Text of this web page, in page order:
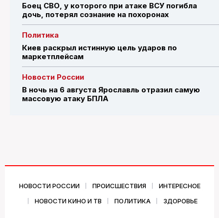
Боец СВО, у которого при атаке ВСУ погибла
дочь, потерял сознание на похоронах
Политика
Киев раскрыл истинную цель ударов по
маркетплейсам
Новости России
В ночь на 6 августа Ярославль отразил самую
массовую атаку БПЛА
НОВОСТИ РОССИИ ПРОИСШЕСТВИЯ
ИНТЕРЕСНОЕ
НОВОСТИ КИНО И ТВ
ПОЛИТИКА ЗДОРОВЬЕ